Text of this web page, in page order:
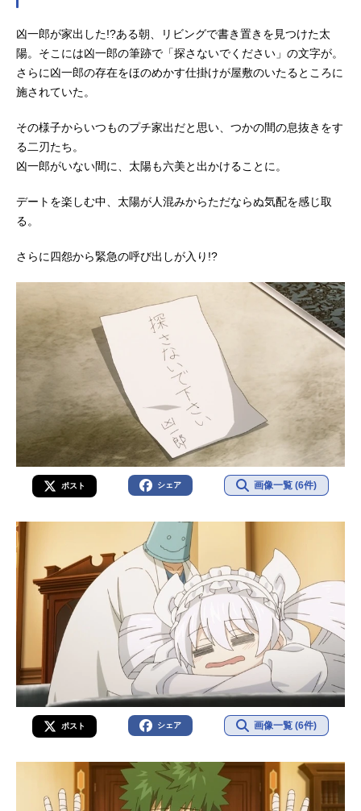
ト朝野太陽：川島零士夜桜六美：本
渡楓夜桜凶一郎：小西克幸夜桜二
刃：鬼頭明里夜桜辛三：興津和幸夜
端草助：石川界人切崎殺香：伊瀬茉
凶一郎が家出した!?ある朝、リビングで書き置きを見つけた太
陽。そこには凶一郎の筆跡で「探さないでください」の文字が。
さらに凶一郎の存在をほのめかす仕掛けが屋敷のいたるところに
施されていた。
その様子からいつものプチ家出だと思い、つかの間の息抜きをす
る二刃たち。
凶一郎がいない間に、太陽も六美と出かけることに。
デートを楽しむ中、太陽が人混みからただならぬ気配を感じ取
る。
さらに四怨から緊急の呼び出しが入り!?
ポスト シェア 画像一覧 (6件)
ポスト シェア 画像一覧 (6件)